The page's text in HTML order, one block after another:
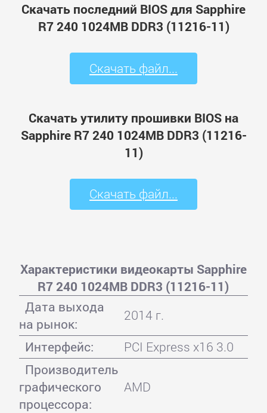
Скачать последний BIOS для Sapphire
R7 240 1024MB DDR3 (11216-11)
Скачать файл...
Скачать утилиту прошивки BIOS на
Sapphire R7 240 1024MB DDR3 (11216-
11)
Скачать файл...
Характеристики видеокарты Sapphire
R7 240 1024MB DDR3 (11216-11)
Дата выхода
на рынок:
2014 г.
Интерфейс:
PCI Express x16 3.0
Производитель
графического
процессора:
AMD